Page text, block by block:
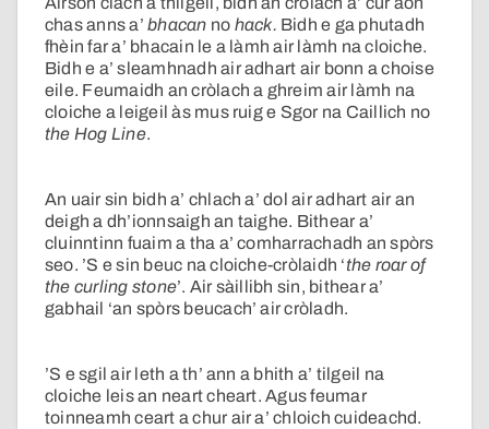
chas anns a’bhacan no hack. Bidh e ga phutadh
fhèin far a’ bhacain le a làmh air làmh na cloiche.
Bidh e a’ sleamhnadh air adhart air bonn a choise
eile. Feumaidh an cròlach a ghreim air làmh na
cloiche a leigeil às mus ruig e Sgor na Caillich no
the Hog Line.
An uair sin bidh a’ chlach a’ dol air adhart air an
deigh a dh’ionnsaigh an taighe. Bithear a’
cluinntinn fuaim a tha a’ comharrachadh an spòrs
seo. ’S e sin beuc na cloiche-cròlaidh ‘the roar of
the curling stone’. Air sàillibh sin, bithear a’
gabhail ‘an spòrs beucach’ air cròladh.
’S e sgil air leth a th’ ann a bhith a’ tilgeil na
cloiche leis an neart cheart. Agus feumar
toinneamh ceart a chur air a’ chloich cuideachd.